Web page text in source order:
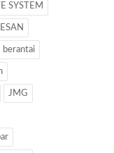
SYSTEM
berantai
JMG